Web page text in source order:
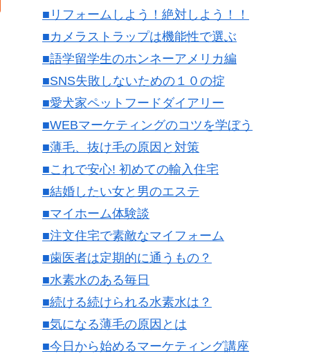
■リフォームしよう！絶対しよう！！
■カメラストラップは機能性で選ぶ
■語学留学生のホンネーアメリカ編
■SNS失敗しないための１０の掟
■愛犬家ペットフードダイアリー
■WEBマーケティングのコツを学ぼう
■薄毛、抜け毛の原因と対策
■これで安心! 初めての輸入住宅
■結婚したい女と男のエステ
■マイホーム体験談
■注文住宅で素敵なマイフォーム
■歯医者は定期的に通うもの？
■水素水のある毎日
■続ける続けられる水素水は？
■気になる薄毛の原因とは
■今日から始めるマーケティング講座